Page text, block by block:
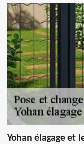
Yohan élagage et